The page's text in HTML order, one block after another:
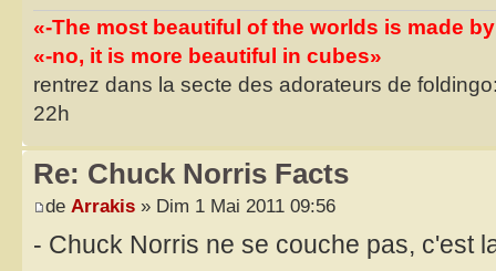
«-The most beautiful of the worlds is made
«-no, it is more beautiful in cubes»
rentrez dans la secte des adorateurs de
22h
Re: Chuck Norris Facts
de Arrakis » Dim 1 Mai 2011 09:56
- Chuck Norris ne se couche pas, c'est